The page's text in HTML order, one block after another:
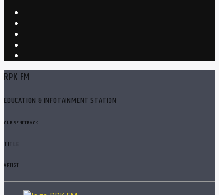
RPK FM
EDUCATION & INFOTAINMENT STATION
CURRENT TRACK
TITLE
ARTIST